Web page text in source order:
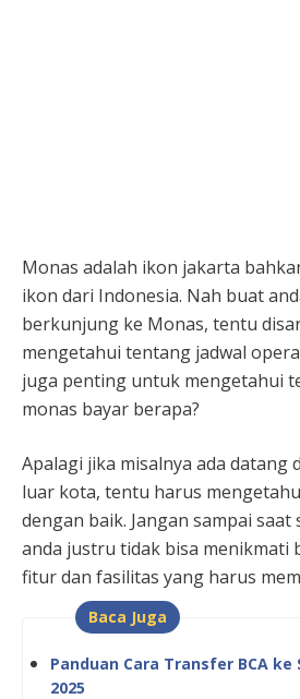
Monas adalah ikon jakarta
ikon dari Indonesia. Nah buat
berkunjung ke Monas, tentu
mengetahui tentang jadwal
juga penting untuk mengetahui
monas bayar berapa?
Apalagi jika misalnya ada datang
luar kota, tentu harus
dengan baik. Jangan sampai saat
anda justru tidak bisa menikmati
fitur dan fasilitas yang harus
Baca Juga
Panduan Cara Transfer BCA ke
2025